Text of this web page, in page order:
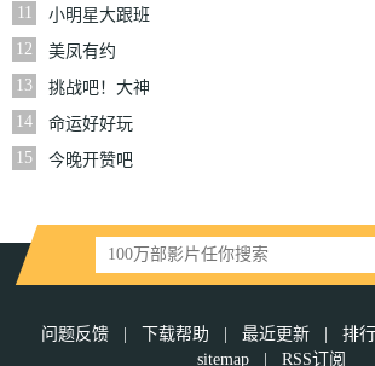
11
小明星大跟班
12
美凤有约
13
挑战吧！大神
14
命运好好玩
15
今晚开赞吧
问题反馈 下载帮助 最近更新 排
sitemap
RSS订阅